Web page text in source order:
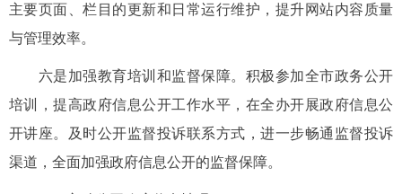
主要页面、栏目的更新和日常运行维护，提升网站内容质量
与管理效率。
六是加强教育培训和监督保障。积极参加全市政务公开
培训，提高政府信息公开工作水平，在全办开展政府信息公
开讲座。及时公开监督投诉联系方式，进一步畅通监督投诉
渠道，全面加强政府信息公开的监督保障。